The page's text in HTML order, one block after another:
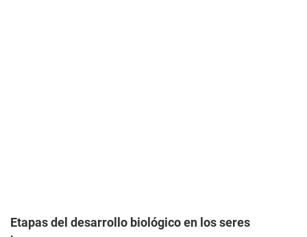
Etapas del desarrollo biológico en los seres